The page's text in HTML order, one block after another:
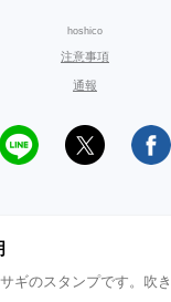
hoshico
注意事項
通報
ギのスタンプです。吹き